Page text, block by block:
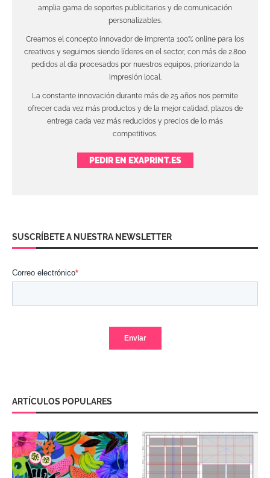
amplia gama de soportes publicitarios y de comunicación
personalizables.
Creamos el concepto innovador de imprenta 100% online para los
creativos y seguimos siendo líderes en el sector, con más de 2.800
pedidos al día procesados por nuestros equipos, priorizando la
impresión local.
La constante innovación durante más de 25 años nos permite
ofrecer cada vez más productos y de la mejor calidad, plazos de
entrega cada vez más reducidos y precios de lo más
competitivos.
PEDIR EN EXAPRINT.ES
SUSCRÍBETE A NUESTRA NEWSLETTER
ARTÍCULOS POPULARES